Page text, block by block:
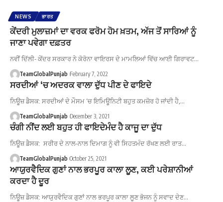
NEWS ਭਾਰਤ
ਕੇਂਦਰੀ ਮੁਲਾਜ਼ਮਾਂ ਦਾ ਵਰਕ ਫਰੋਮ ਹੋਮ ਖ਼ਤਮ, ਅੱਜ ਤੋਂ ਸਾਰਿਆਂ ਨੂੰ
ਜਾਣਾ ਪਵੇਗਾ ਦਫ਼ਤਰ
ਨਵੀਂ ਦਿੱਲੀ- ਕੇਂਦਰ ਸਰਕਾਰ ਨੇ ਕੋਰੋਨਾ ਵਾਇਰਸ ਦੇ ਮਾਮਲਿਆਂ ਵਿੱਚ ਆਈ ਗਿਰਾਵਟ…
TeamGlobalPunjab February 7, 2022
ਸਰਦੀਆਂ ‘ਚ ਅਦਰਕ ਵਾਲਾ ਦੁੱਧ ਪੀਣ ਦੇ ਫਾਇਦੇ
ਨਿਊਜ਼ ਡੈਸਕ: ਸਰਦੀਆਂ ਦੇ ਮੌਸਮ ‘ਚ ਇਮਿਊਨਿਟੀ ਬਹੁਤ ਕਮਜ਼ੋਰ ਹੋ ਜਾਂਦੀ ਹੈ,…
TeamGlobalPunjab December 3, 2021
ਚੰਗੀ ਨੀਂਦ ਲਈ ਬਹੁਤ ਹੀ ਫਾਇਦੇਮੰਦ ਹੈ ਕਾਜੂ ਦਾ ਦੁੱਧ
ਨਿਊਜ਼ ਡੈਸਕ: ਸਰੀਰ ਦੇ ਨਾਲ-ਨਾਲ ਦਿਮਾਗ ਨੂੰ ਵੀ ਸਿਹਤਮੰਦ ਰੱਖਣ ਲਈ ਰਾਤ…
TeamGlobalPunjab October 25, 2021
ਆਯੁਰਵੈਦਿਕ ਗੁਣਾਂ ਨਾਲ ਭਰਪੂਰ ਕਾਲਾ ਲੂਣ, ਕਈ ਪਰੇਸ਼ਾਨੀਆਂ
ਕਰਦਾ ਹੈ ਦੂਰ
ਨਿਊਜ਼ ਡੈਸਕ: ਆਯੁਰਵੈਦਿਕ ਗੁਣਾਂ ਨਾਲ ਭਰਪੂਰ ਕਾਲਾ ਲੂਣ ਭੋਜਨ ਨੂੰ ਸਵਾਦ ਦੇਣ…